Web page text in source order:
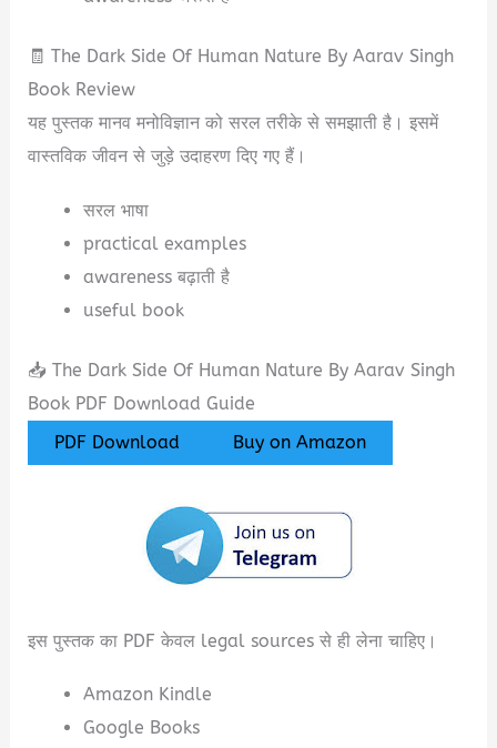
🧾 The Dark Side Of Human Nature By Aarav Singh
Book Review
यह पुस्तक मानव मनोविज्ञान को सरल तरीके से समझाती है। इसमें
वास्तविक जीवन से जुड़े उदाहरण दिए गए हैं।
सरल भाषा
practical examples
awareness बढ़ाती है
useful book
📥 The Dark Side Of Human Nature By Aarav Singh
Book PDF Download Guide
PDF Download
Buy on Amazon
इस पुस्तक का PDF केवल legal sources से ही लेना चाहिए।
Amazon Kindle
Google Books